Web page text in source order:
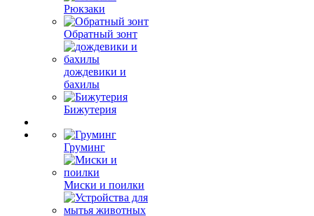
Рюкзаки
Обратный зонт
дождевики и
бахилы
Бижутерия
Груминг
Миски и поилки